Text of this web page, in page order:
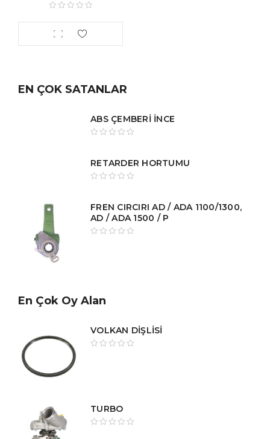
EN ÇOK SATANLAR
ABS ÇEMBERİ İNCE
RETARDER HORTUMU
FREN CIRCIRI AD / ADA 1100/1300,
AD / ADA 1500 / P
En Çok Oy Alan
VOLKAN DİŞLİSİ
TURBO